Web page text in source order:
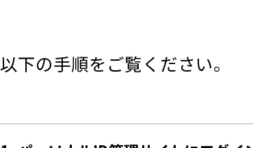
以下の手順をご覧ください。